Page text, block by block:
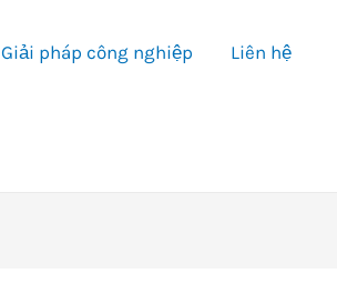
Giải pháp công nghiệp Liên hệ